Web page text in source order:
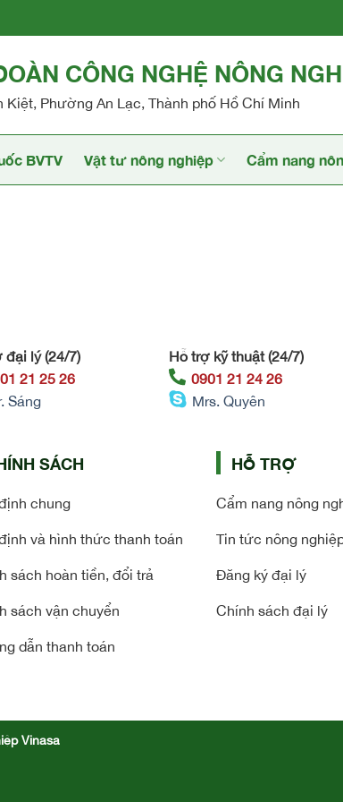
CÔNG NGHỆ NÔNG
Kiệt, Phường An Lạc, Thành phố Hồ Chí Minh
BVTV Vật tư nông nghiệp Cẩm nang
đại lý (24/7)
21 25 26
Sáng
Hỗ trợ kỹ thuật (24/7)
0901 21 24 26
Mrs. Quyên
SÁCH
chung
và hình thức thanh toán
sách hoàn tiền, đổi trả
sách vận chuyển
dẫn thanh toán
HỖ TRỢ
Cẩm nang nông
Tin tức nông
Đăng ký đại lý
Chính sách đại lý
Vinasa